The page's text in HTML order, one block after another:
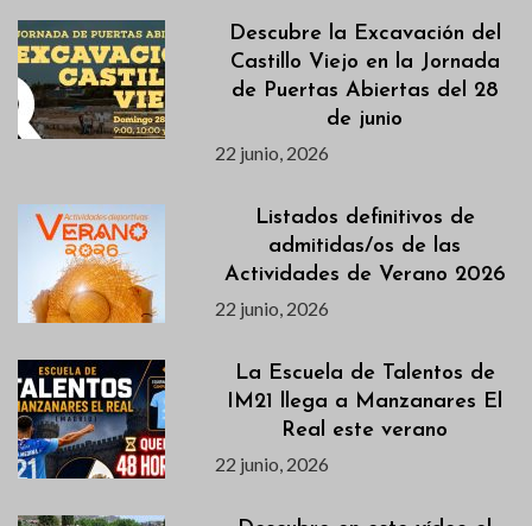
Descubre la Excavación del
Castillo Viejo en la Jornada
de Puertas Abiertas del 28
de junio
22 junio, 2026
Listados definitivos de
admitidas/os de las
Actividades de Verano 2026
22 junio, 2026
La Escuela de Talentos de
IM21 llega a Manzanares El
Real este verano
22 junio, 2026